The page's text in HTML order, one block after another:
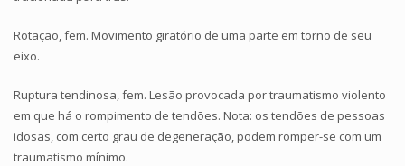
Rotação, fem. Movimento giratório de uma parte em torno de seu
eixo.
Ruptura tendinosa, fem. Lesão provocada por traumatismo violento
em que há o rompimento de tendões. Nota: os tendões de pessoas
idosas, com certo grau de degeneração, podem romper-se com um
traumatismo mínimo.